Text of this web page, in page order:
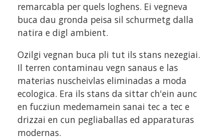
remarcabla per quels loghens. Ei vegneva
buca dau gronda peisa sil schurmetg dalla
natira e digl ambient.
Ozilgi vegnan buca pli tut ils stans nezegiai.
Il terren contaminau vegn sanaus e las
materias nuscheivlas eliminadas a moda
ecologica. Era ils stans da sittar ch'ein aunc
en fucziun medemamein sanai tec a tec e
drizzai en cun pegliaballas ed apparaturas
modernas.